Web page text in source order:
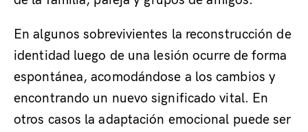
En algunos sobrevivientes la reconstrucción de
identidad luego de una lesión ocurre de forma
espontánea, acomodándose a los cambios y
encontrando un nuevo significado vital. En
otros casos la adaptación emocional puede ser